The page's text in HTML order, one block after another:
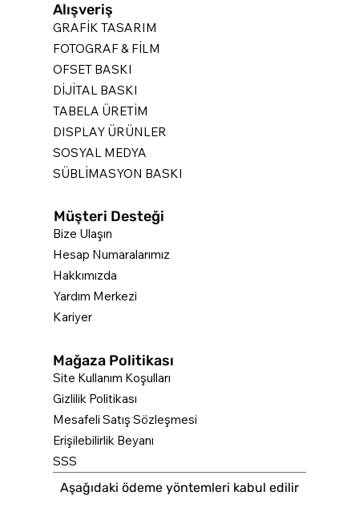
Mağaza Politikası
Site Kullanım Koşulları
Gizlilik Politikası
Mesafeli Satış Sözleşmesi
Erişilebilirlik Beyanı
SSS
Bize Ulaşın
Hesap Numaralarımız
Hakkımızda
Yardım Merkezi
Kariyer
Müşteri Desteği
Alışveriş
GRAFİK TASARIM
FOTOGRAF & FİLM
OFSET BASKI
DİJİTAL BASKI
TABELA ÜRETİM
DISPLAY ÜRÜNLER
SOSYAL MEDYA
SÜBLİMASYON BASKI
Aşağıdaki ödeme yöntemleri kabul edilir